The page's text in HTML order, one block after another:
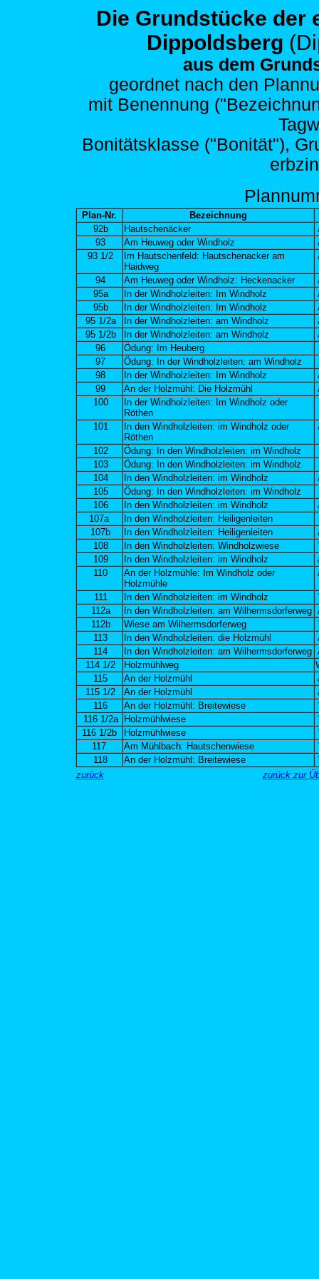
Die Grundstücke der
Dippoldsberg
aus dem
geordnet nach den
mit Benennung
Bonitätsklasse ("Bonität"),
Plann
Plan-Nr.
Bezeichnung
92b
Hautschenäcker
93
Am Heuweg oder Windholz
93 1/2
Im Hautschenfeld: Hautschenacker am
Haidweg
94 Am Heuweg oder Windholz: Heckenacker
95a
In der Windholzleiten: Im Windholz
95b
In der Windholzleiten: Im Windholz
95 1/2a
In der Windholzleiten: am Windholz
95 1/2b
In der Windholzleiten: am Windholz
96
Ödung: Im Heuberg
97
Ödung: In der Windholzleiten: am Windholz
98
In der Windholzleiten: Im Windholz
99
An der Holzmühl: Die Holzmühl
100
In der Windholzleiten: Im Windholz oder
Röthen
101
In den Windholzleiten: im Windholz oder
Röthen
102 Ödung: In den Windholzleiten: im Windholz
103
Ödung: In den Windholzleiten: im Windholz
104
In den Windholzleiten: im Windholz
105
Ödung: In den Windholzleiten: im Windholz
106
In den Windholzleiten: im Windholz
107a
In den Windholzleiten: Heiligenleiten
107b
In den Windholzleiten: Heiligenleiten
108
In den Windholzleiten: Windholzwiese
109
In den Windholzleiten: im Windholz
110
An der Holzmühle: Im Windholz oder
Holzmühle
111 In den Windholzleiten: im Windholz
112a
In den Windholzleiten: am Wilhermsdorferweg
112b
Wiese am Wilhermsdorferweg
113
In den Windholzleiten: die Holzmühl
114
In den Windholzleiten: am Wilhermsdorferweg
114 1/2
Holzmühlweg
115
An der Holzmühl
115 1/2
An der Holzmühl
116
An der Holzmühl: Breitewiese
116 1/2a
Holzmühlwiese
116 1/2b
Holzmühlwiese
117
Am Mühlbach: Hautschenwiese
118
An der Holzmühl: Breitewiese
zurück
zurück zur